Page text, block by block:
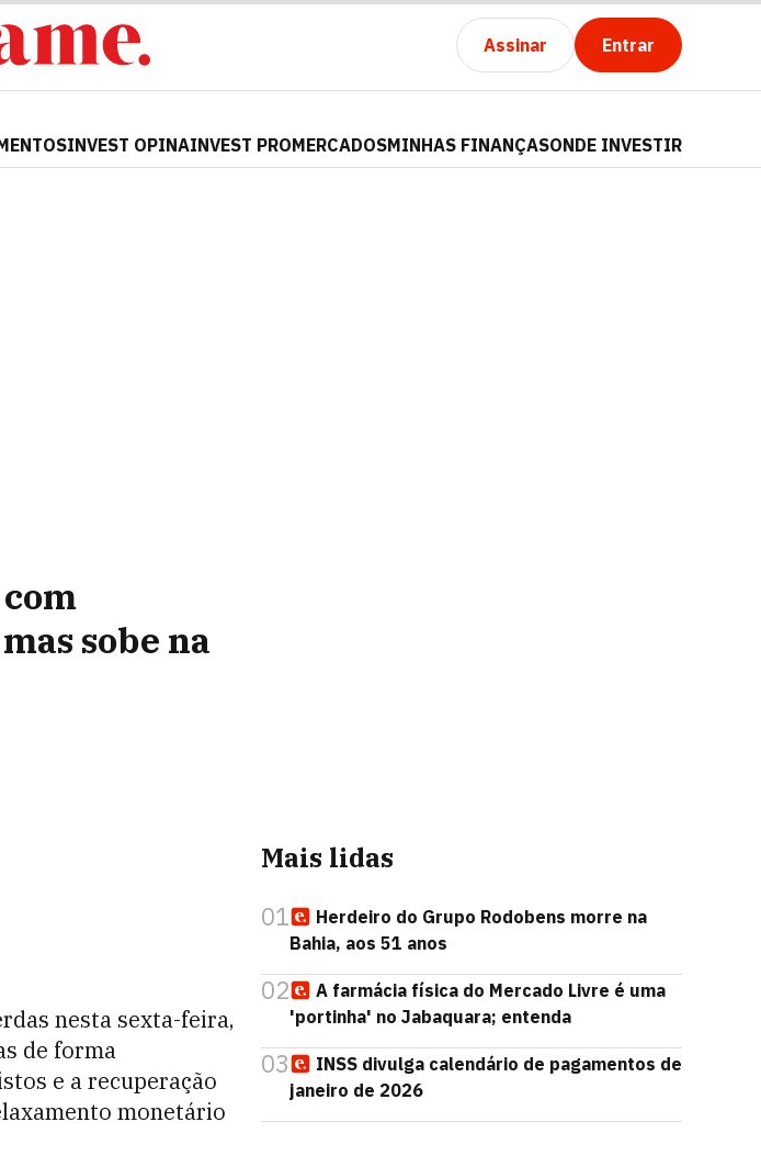
Assinar Entrar
INVEST OPINAINVEST PROMERCADOSMINHAS FINANÇASONDE INVESTIR
sobe na
nesta sexta-feira,
de forma
e a recuperação
monetário
Mais lidas
01
Herdeiro do Grupo Rodobens morre na
Bahia, aos 51 anos
02
A farmácia física do Mercado Livre é uma
'portinha' no Jabaquara; entenda
03
INSS divulga calendário de pagamentos de
janeiro de 2026